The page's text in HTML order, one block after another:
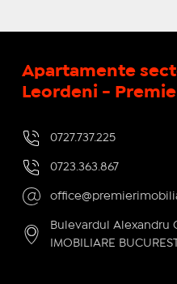
Apartamente
Leordeni -
0727.737.225
0723.363.867
Bulevardul Alexandru
IMOBILIARE BUCURESTI